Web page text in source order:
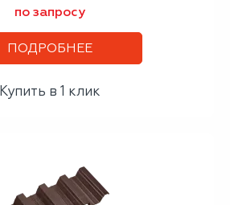
по запросу
ПОДРОБНЕЕ
Купить в 1 клик